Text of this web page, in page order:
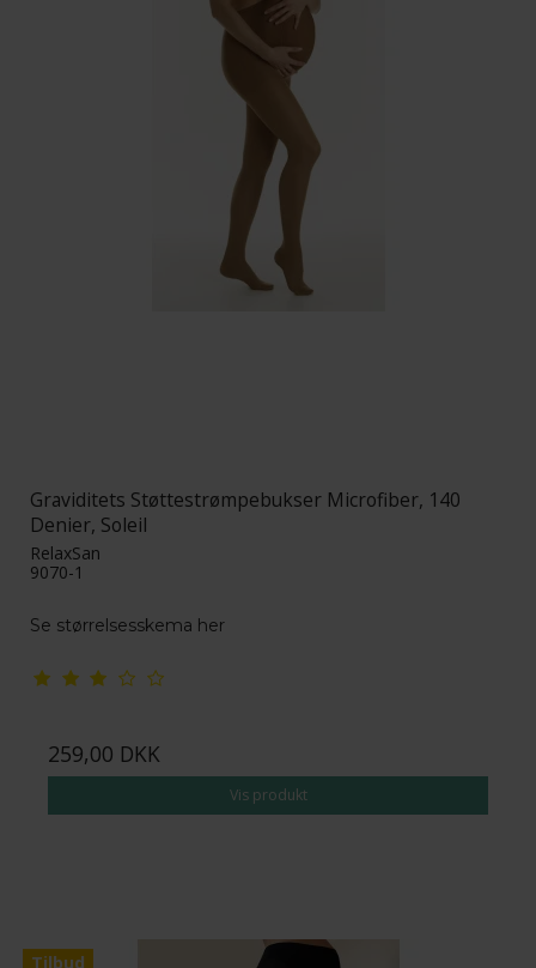
Graviditets Støttestrømpebukser Microfiber, 140
Denier, Soleil
RelaxSan
9070-1
Se størrelsesskema her
259,00 DKK
Vis produkt
Tilbud